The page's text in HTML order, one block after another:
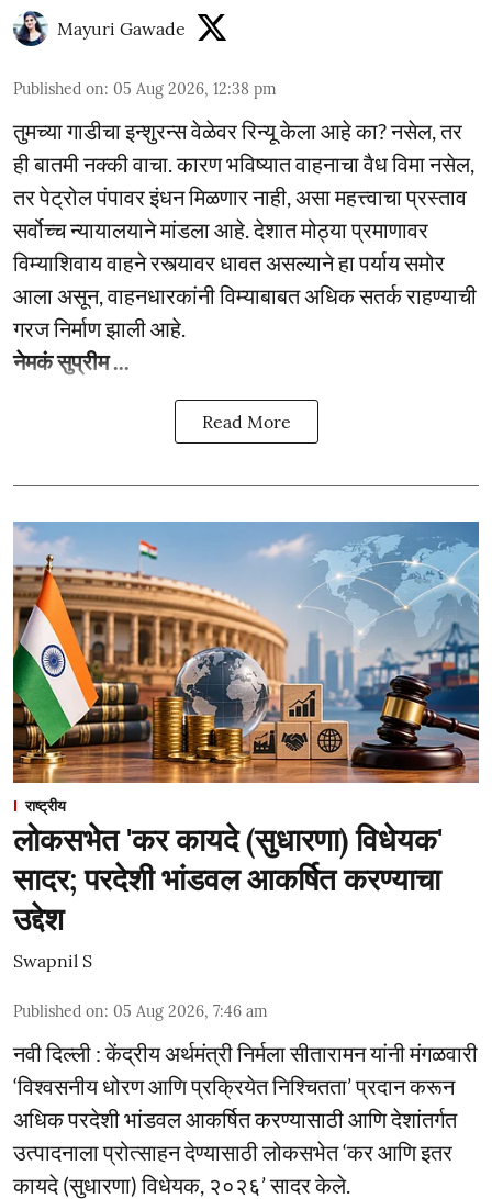
Mayuri Gawade
Published on: 05 Aug 2026, 12:38 pm
तुमच्या गाडीचा इन्शुरन्स वेळेवर रिन्यू केला आहे का? नसेल, तर
ही बातमी नक्की वाचा. कारण भविष्यात वाहनाचा वैध विमा नसेल,
तर पेट्रोल पंपावर इंधन मिळणार नाही, असा महत्त्वाचा प्रस्ताव
सर्वोच्च न्यायालयाने मांडला आहे. देशात मोठ्या प्रमाणावर
विम्याशिवाय वाहने रस्त्यावर धावत असल्याने हा पर्याय समोर
आला असून, वाहनधारकांनी विम्याबाबत अधिक सतर्क राहण्याची
गरज निर्माण झाली आहे.
नेमकं सुप्रीम ...
Read More
राष्ट्रीय
लोकसभेत 'कर कायदे (सुधारणा) विधेयक'
सादर; परदेशी भांडवल आकर्षित करण्याचा
उद्देश
Swapnil S
Published on: 05 Aug 2026, 7:46 am
नवी दिल्ली : केंद्रीय अर्थमंत्री निर्मला सीतारामन यांनी मंगळवारी
‘विश्वसनीय धोरण आणि प्रक्रियेत निश्चितता’ प्रदान करून
अधिक परदेशी भांडवल आकर्षित करण्यासाठी आणि देशांतर्गत
उत्पादनाला प्रोत्साहन देण्यासाठी लोकसभेत ‘कर आणि इतर
कायदे (सुधारणा) विधेयक, २०२६’ सादर केले.